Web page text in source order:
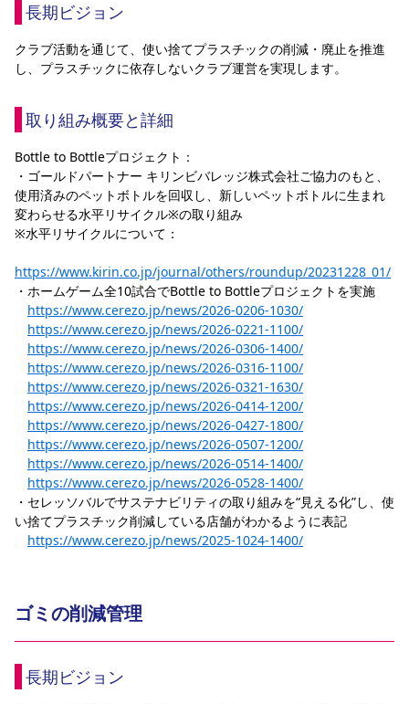
長期ビジョン
クラブ活動を通じて、使い捨てプラスチックの削減・廃止を推進
し、プラスチックに依存しないクラブ運営を実現します。
取り組み概要と詳細
Bottle to Bottleプロジェクト：
・ゴールドパートナー キリンビバレッジ株式会社ご協力のもと、
使用済みのペットボトルを回収し、新しいペットボトルに生まれ
変わらせる水平リサイクル※の取り組み
※水平リサイクルについて：
https://www.kirin.co.jp/journal/others/roundup/20231228_01/
・ホームゲーム全10試合でBottle to Bottleプロジェクトを実施
https://www.cerezo.jp/news/2026-0206-1030/
https://www.cerezo.jp/news/2026-0221-1100/
https://www.cerezo.jp/news/2026-0306-1400/
https://www.cerezo.jp/news/2026-0316-1100/
https://www.cerezo.jp/news/2026-0321-1630/
https://www.cerezo.jp/news/2026-0414-1200/
https://www.cerezo.jp/news/2026-0427-1800/
https://www.cerezo.jp/news/2026-0507-1200/
https://www.cerezo.jp/news/2026-0514-1400/
https://www.cerezo.jp/news/2026-0528-1400/
・セレッソバルでサステナビリティの取り組みを“見える化”し、使
い捨てプラスチック削減している店舗がわかるように表記
https://www.cerezo.jp/news/2025-1024-1400/
ゴミの削減管理
長期ビジョン